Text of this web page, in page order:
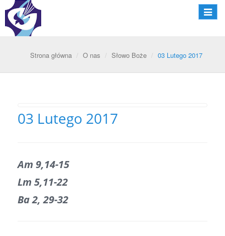
Strona główna O nas Słowo Boże 03 Lutego 2017
03 Lutego 2017
Am 9,14-15
Lm 5,11-22
Ba 2, 29-32